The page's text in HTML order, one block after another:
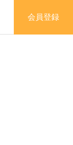
会員登録